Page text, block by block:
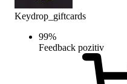
Keydrop_giftcards
99%
Feedback pozitiv